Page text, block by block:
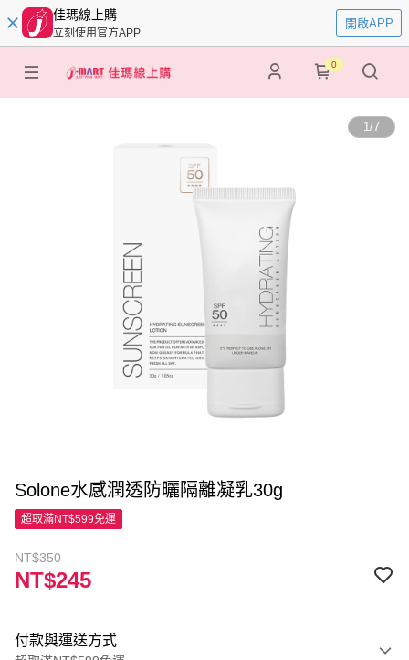
佳瑪線上購
立刻使用官方APP
開啟APP
0
1/7
Solone水感潤透防曬隔離凝乳30g
超取滿NT$599免運
NT$350
NT$245
付款與運送方式